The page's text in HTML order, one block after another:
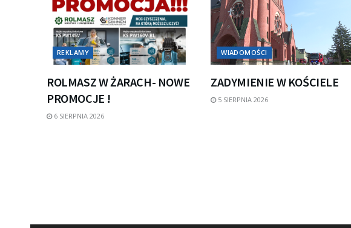
REKLAMY
ROLMASZ W ŻARACH- NOWE
PROMOCJE !
6 SIERPNIA 2026
WIADOMOŚCI
ZADYMIENIE W KOŚCIELE
5 SIERPNIA 2026